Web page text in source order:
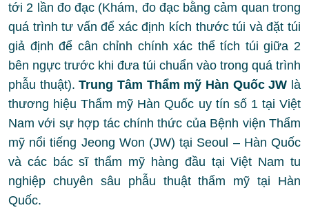
tới 2 lần đo đạc (Khám, đo đạc bằng cảm quan trong
quá trình tư vấn để xác định kích thước túi và đặt túi
giả định để cân chỉnh chính xác thể tích túi giữa 2
bên ngực trước khi đưa túi chuẩn vào trong quá trình
phẫu thuật).Trung Tâm Thẩm mỹ Hàn Quốc JW là
thương hiệu Thẩm mỹ Hàn Quốc uy tín số 1 tại Việt
Nam với sự hợp tác chính thức của Bệnh viện Thẩm
mỹ nổi tiếng Jeong Won (JW) tại Seoul – Hàn Quốc
và các bác sĩ thẩm mỹ hàng đầu tại Việt Nam tu
nghiệp chuyên sâu phẫu thuật thẩm mỹ tại Hàn
Quốc.